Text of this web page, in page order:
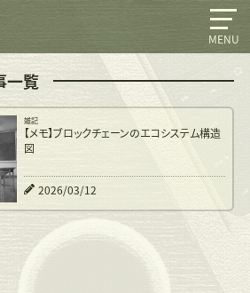
一覧
雑記
【メモ】ブロックチェーンのエコシステム構造
図
2026/03/12
MENU